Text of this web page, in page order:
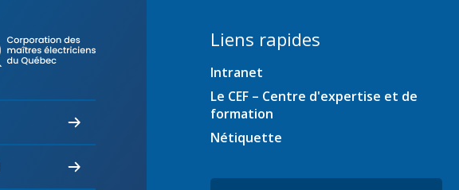
des
Liens rapides
Intranet
Le CEF – Centre d'expertise et de
formation
Nétiquette